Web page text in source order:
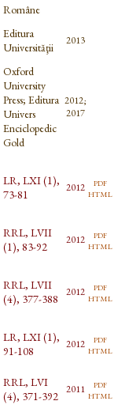
Române
Editura
Universităţii
2013
Oxford
University
Press; Editura
Univers
Enciclopedic
Gold
2012;
2017
LR, LXI (1),
73-81
2012 pdf
html
RRL, LVII
(1), 83-92
2012 pdf
html
RRL, LVII
(4), 377-388
2012 pdf
html
LR, LXI (1),
91-108
2012 pdf
html
RRL, LVI
(4), 371-392
2011 pdf
html